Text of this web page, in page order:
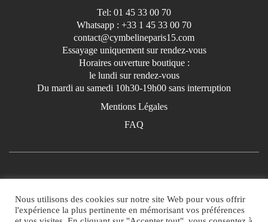
Tel: 01 45 33 00 70
Whatsapp : +33 1 45 33 00 70
contact@cymbelineparis15.com
Essayage uniquement sur rendez-vous
Horaires ouverture boutique :
le lundi sur rendez-vous
Du mardi au samedi 10h30-19h00 sans interruption
Mentions Légales
FAQ
Nous utilisons des cookies sur notre site Web pour vous offrir
l'expérience la plus pertinente en mémorisant vos préférences